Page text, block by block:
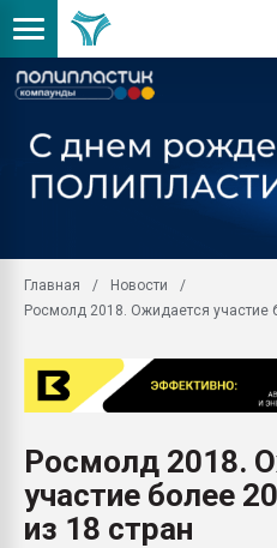
Главная
Новости
Росмолд 2018. Ожидается участие
Росмолд 2018.
участие более
из 18 стран